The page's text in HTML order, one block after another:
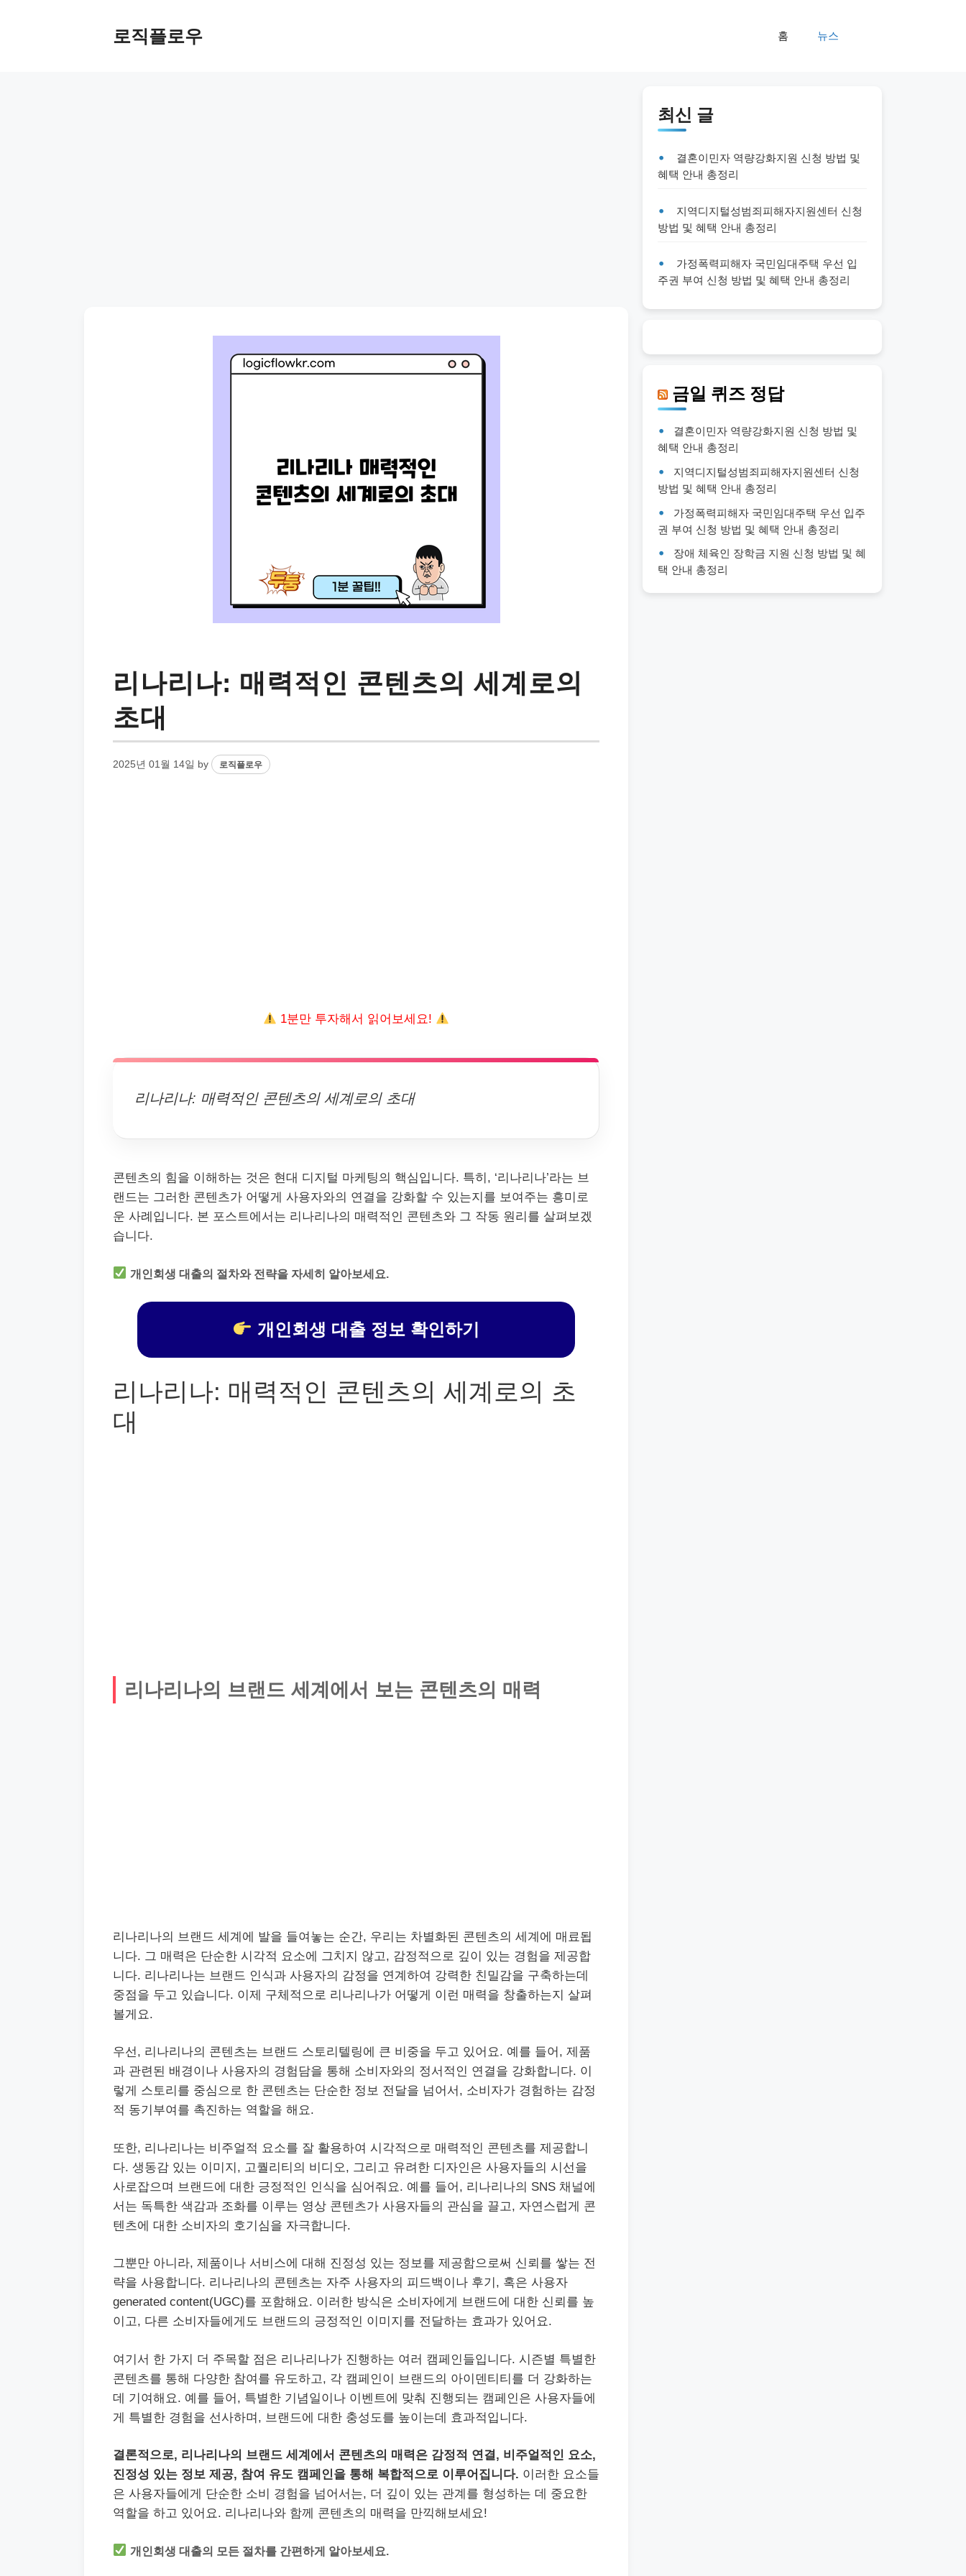
로직플로우 홈 뉴스
리나리나: 매력적인 콘텐츠의 세계로의
초대
2025년 01월 14일 by 로직플로우
1분만 투자해서 읽어보세요!
리나리나: 매력적인 콘텐츠의 세계로의 초대
콘텐츠의 힘을 이해하는 것은 현대 디지털 마케팅의 핵심입니다. 특히, ‘리나리나’라는 브
랜드는 그러한 콘텐츠가 어떻게 사용자와의 연결을 강화할 수 있는지를 보여주는 흥미로
운 사례입니다. 본 포스트에서는 리나리나의 매력적인 콘텐츠와 그 작동 원리를 살펴보겠
습니다.
개인회생 대출의 절차와 전략을 자세히 알아보세요.
개인회생 대출 정보 확인하기
리나리나: 매력적인 콘텐츠의 세계로의 초
대
리나리나의 브랜드 세계에서 보는 콘텐츠의 매력
리나리나의 브랜드 세계에 발을 들여놓는 순간, 우리는 차별화된 콘텐츠의 세계에 매료됩
니다. 그 매력은 단순한 시각적 요소에 그치지 않고, 감정적으로 깊이 있는 경험을 제공합
니다. 리나리나는 브랜드 인식과 사용자의 감정을 연계하여 강력한 친밀감을 구축하는데
중점을 두고 있습니다. 이제 구체적으로 리나리나가 어떻게 이런 매력을 창출하는지 살펴
볼게요.
우선, 리나리나의 콘텐츠는 브랜드 스토리텔링에 큰 비중을 두고 있어요. 예를 들어, 제품
과 관련된 배경이나 사용자의 경험담을 통해 소비자와의 정서적인 연결을 강화합니다. 이
렇게 스토리를 중심으로 한 콘텐츠는 단순한 정보 전달을 넘어서, 소비자가 경험하는 감정
적 동기부여를 촉진하는 역할을 해요.
또한, 리나리나는 비주얼적 요소를 잘 활용하여 시각적으로 매력적인 콘텐츠를 제공합니
다. 생동감 있는 이미지, 고퀄리티의 비디오, 그리고 유려한 디자인은 사용자들의 시선을
사로잡으며 브랜드에 대한 긍정적인 인식을 심어줘요. 예를 들어, 리나리나의 SNS 채널에
서는 독특한 색감과 조화를 이루는 영상 콘텐츠가 사용자들의 관심을 끌고, 자연스럽게 콘
텐츠에 대한 소비자의 호기심을 자극합니다.
그뿐만 아니라, 제품이나 서비스에 대해 진정성 있는 정보를 제공함으로써 신뢰를 쌓는 전
략을 사용합니다. 리나리나의 콘텐츠는 자주 사용자의 피드백이나 후기, 혹은 사용자
generated content(UGC)를 포함해요. 이러한 방식은 소비자에게 브랜드에 대한 신뢰를 높
이고, 다른 소비자들에게도 브랜드의 긍정적인 이미지를 전달하는 효과가 있어요.
여기서 한 가지 더 주목할 점은 리나리나가 진행하는 여러 캠페인들입니다. 시즌별 특별한
콘텐츠를 통해 다양한 참여를 유도하고, 각 캠페인이 브랜드의 아이덴티티를 더 강화하는
데 기여해요. 예를 들어, 특별한 기념일이나 이벤트에 맞춰 진행되는 캠페인은 사용자들에
게 특별한 경험을 선사하며, 브랜드에 대한 충성도를 높이는데 효과적입니다.
결론적으로, 리나리나의 브랜드 세계에서 콘텐츠의 매력은 감정적 연결, 비주얼적인 요소,
진정성 있는 정보 제공, 참여 유도 캠페인을 통해 복합적으로 이루어집니다. 이러한 요소들
은 사용자들에게 단순한 소비 경험을 넘어서는, 더 깊이 있는 관계를 형성하는 데 중요한
역할을 하고 있어요. 리나리나와 함께 콘텐츠의 매력을 만끽해보세요!
개인회생 대출의 모든 절차를 간편하게 알아보세요.
최신 글
결혼이민자 역량강화지원 신청 방법 및
혜택 안내 총정리
지역디지털성범죄피해자지원센터 신청
방법 및 혜택 안내 총정리
가정폭력피해자 국민임대주택 우선 입
주권 부여 신청 방법 및 혜택 안내 총정리
금일 퀴즈 정답
결혼이민자 역량강화지원 신청 방법 및
혜택 안내 총정리
지역디지털성범죄피해자지원센터 신청
방법 및 혜택 안내 총정리
가정폭력피해자 국민임대주택 우선 입주
권 부여 신청 방법 및 혜택 안내 총정리
장애 체육인 장학금 지원 신청 방법 및 혜
택 안내 총정리